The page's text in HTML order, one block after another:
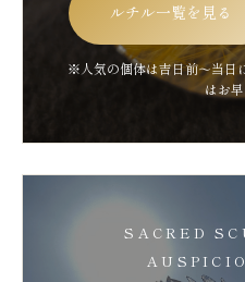
ルチル一覧を見る
※人気の個体は吉日前～当日
はお
SACRED